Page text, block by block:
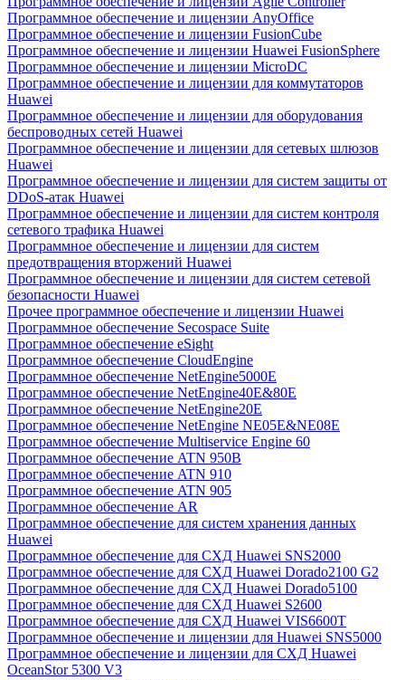
Программное обеспечение и лицензии AnyOffice
Программное обеспечение и лицензии FusionCube
Программное обеспечение и лицензии Huawei FusionSphere
Программное обеспечение и лицензии MicroDC
Программное обеспечение и лицензии для коммутаторов
Huawei
Программное обеспечение и лицензии для оборудования
беспроводных сетей Huawei
Программное обеспечение и лицензии для сетевых шлюзов
Huawei
Программное обеспечение и лицензии для систем защиты от
DDoS-атак Huawei
Программное обеспечение и лицензии для систем контроля
сетевого трафика Huawei
Программное обеспечение и лицензии для систем
предотвращения вторжений Huawei
Программное обеспечение и лицензии для систем сетевой
безопасности Huawei
Прочее программное обеспечение и лицензии Huawei
Программное обеспечение Secospace Suite
Программное обеспечение eSight
Программное обеспечение CloudEngine
Программное обеспечение NetEngine5000E
Программное обеспечение NetEngine40E&80E
Программное обеспечение NetEngine20E
Программное обеспечение NetEngine NE05E&NE08E
Программное обеспечение Multiservice Engine 60
Программное обеспечение ATN 950B
Программное обеспечение ATN 910
Программное обеспечение ATN 905
Программное обеспечение AR
Программное обеспечение для систем хранения данных
Huawei
Программное обеспечение для СХД Huawei SNS2000
Программное обеспечение для СХД Huawei Dorado2100 G2
Программное обеспечение для СХД Huawei Dorado5100
Программное обеспечение для СХД Huawei S2600
Программное обеспечение для СХД Huawei VIS6600T
Программное обеспечение и лицензии для Huawei SNS5000
Программное обеспечение и лицензии для СХД Huawei
OceanStor 5300 V3